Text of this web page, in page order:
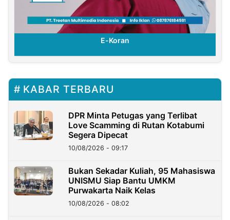
KABAR TERBARU
DPR Minta Petugas yang Terlibat
Love Scamming di Rutan Kotabumi
Segera Dipecat
10/08/2026 - 09:17
Bukan Sekadar Kuliah, 95 Mahasiswa
UNISMU Siap Bantu UMKM
Purwakarta Naik Kelas
10/08/2026 - 08:02